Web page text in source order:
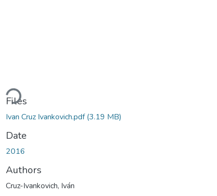
Files
Ivan Cruz Ivankovich.pdf(3.19 MB)
Date
2016
Authors
Cruz-Ivankovich, Iván